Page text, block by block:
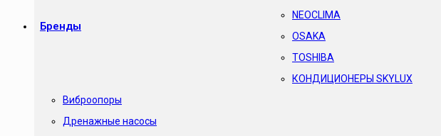
Бренды
NEOCLIMA
OSAKA
TOSHIBA
КОНДИЦИОНЕРЫ SKYLUX
Виброопоры
Дренажные насосы